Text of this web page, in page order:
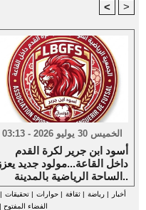
< >
الخميس 30 يوليو 2026 - 03:13
أسود ابن جرير لكرة القدم
داخل القاعة...مولود جديد يعزز
الساحة الرياضية بالمدينة..
أخبار |رياضة |ثقافة |حوارات |تحقيقات |
الفضاء المفتوح |